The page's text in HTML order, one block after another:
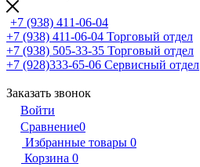
+7 (938) 411-06-04
+7 (938) 411-06-04 Торговый отдел
+7 (938) 505-33-35 Торговый отдел
+7 (928)333-65-06 Сервисный отдел
Заказать звонок
Войти
Сравнение0
Избранные товары 0
Корзина 0